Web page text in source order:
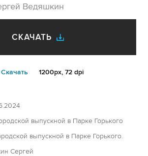
Ведяшкин
СКАЧАТЬ
Cкачать 1200px, 72 dpi
выпускной в Парке Горького
выпускной в Парке Горького.
Сергей